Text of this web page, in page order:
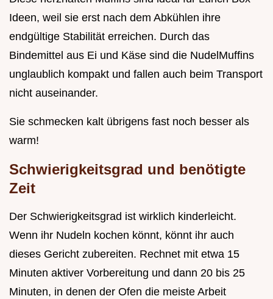
Ideen, weil sie erst nach dem Abkühlen ihre
endgültige Stabilität erreichen. Durch das
Bindemittel aus Ei und Käse sind die NudelMuffins
unglaublich kompakt und fallen auch beim Transport
nicht auseinander.
Sie schmecken kalt übrigens fast noch besser als
warm!
Schwierigkeitsgrad und benötigte
Zeit
Der Schwierigkeitsgrad ist wirklich kinderleicht.
Wenn ihr Nudeln kochen könnt, könnt ihr auch
dieses Gericht zubereiten. Rechnet mit etwa 15
Minuten aktiver Vorbereitung und dann 20 bis 25
Minuten, in denen der Ofen die meiste Arbeit